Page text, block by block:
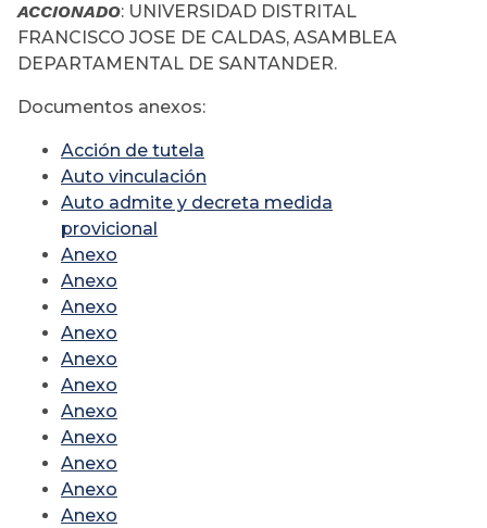
ACCIONADO: UNIVERSIDAD DISTRITAL
FRANCISCO JOSE DE CALDAS, ASAMBLEA
DEPARTAMENTAL DE SANTANDER.
Documentos anexos:
Acción de tutela
Auto vinculación
Auto admite y decreta medida
provicional
Anexo
Anexo
Anexo
Anexo
Anexo
Anexo
Anexo
Anexo
Anexo
Anexo
Anexo